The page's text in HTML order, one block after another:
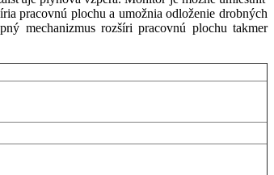
pracovnú plochu a umožnia odloženie drobných
mechanizmus rozšíri pracovnú plochu takmer